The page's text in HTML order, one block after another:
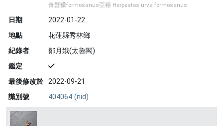
食蟹獴formosanus亞種 Herpestes urva formosanus
日期
2022-01-22
地點
花蓮縣秀林鄉
紀錄者
鄒月娥(太魯閣)
鑑定
最後修改於 2022-09-21
識別號
404064 (nid)